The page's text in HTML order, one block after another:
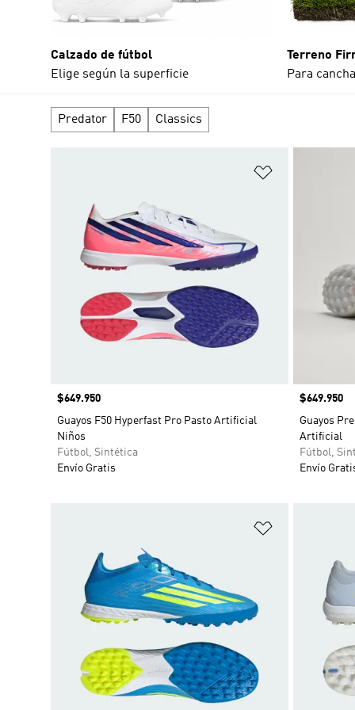
Calzado de fútbol
Elige según la superficie
Terreno
Para
Predator F50 Classics
Precio
$649.950
Guayos F50 Hyperfast Pro Pasto Artificial
Niños
Fútbol, Sintética
Envío Gratis
Precio
$649.950
Guayos
Artificial
Fútbol,
Envío